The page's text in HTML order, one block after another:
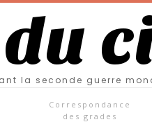
la seconde guerre
Correspondance
des grades